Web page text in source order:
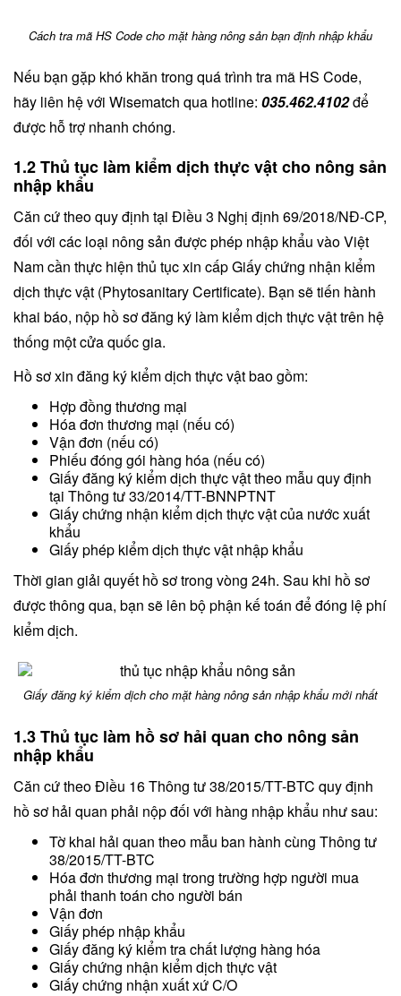
Cách tra mã HS Code cho mặt hàng nông sản bạn định nhập khẩu
Nếu bạn gặp khó khăn trong quá trình tra mã HS Code,
hãy liên hệ với Wisematch qua hotline: 035.462.4102để
được hỗ trợ nhanh chóng.
1.2 Thủ tục làm kiểm dịch thực vật cho nông sản
nhập khẩu
Căn cứ theo quy định tại Điều 3 Nghị định 69/2018/NĐ-CP,
đối với các loại nông sản được phép nhập khẩu vào Việt
Nam cần thực hiện thủ tục xin cấp Giấy chứng nhận kiểm
dịch thực vật (Phytosanitary Certificate). Bạn sẽ tiến hành
khai báo, nộp hồ sơ đăng ký làm kiểm dịch thực vật trên hệ
thống một cửa quốc gia.
Hồ sơ xin đăng ký kiểm dịch thực vật bao gồm:
Hợp đồng thương mại
Hóa đơn thương mại (nếu có)
Vận đơn (nếu có)
Phiếu đóng gói hàng hóa (nếu có)
Giấy đăng ký kiểm dịch thực vật theo mẫu quy định
tại Thông tư 33/2014/TT-BNNPTNT
Giấy chứng nhận kiểm dịch thực vật của nước xuất
khẩu
Giấy phép kiểm dịch thực vật nhập khẩu
Thời gian giải quyết hồ sơ trong vòng 24h. Sau khi hồ sơ
được thông qua, bạn sẽ lên bộ phận kế toán để đóng lệ phí
kiểm dịch.
Giấy đăng ký kiểm dịch cho mặt hàng nông sản nhập khẩu mới nhất
1.3 Thủ tục làm hồ sơ hải quan cho nông sản
nhập khẩu
Căn cứ theo Điều 16 Thông tư 38/2015/TT-BTC quy định
hồ sơ hải quan phải nộp đối với hàng nhập khẩu như sau:
Tờ khai hải quan theo mẫu ban hành cùng Thông tư
38/2015/TT-BTC
Hóa đơn thương mại trong trường hợp người mua
phải thanh toán cho người bán
Vận đơn
Giấy phép nhập khẩu
Giấy đăng ký kiểm tra chất lượng hàng hóa
Giấy chứng nhận kiểm dịch thực vật
Giấy chứng nhận xuất xứ C/O